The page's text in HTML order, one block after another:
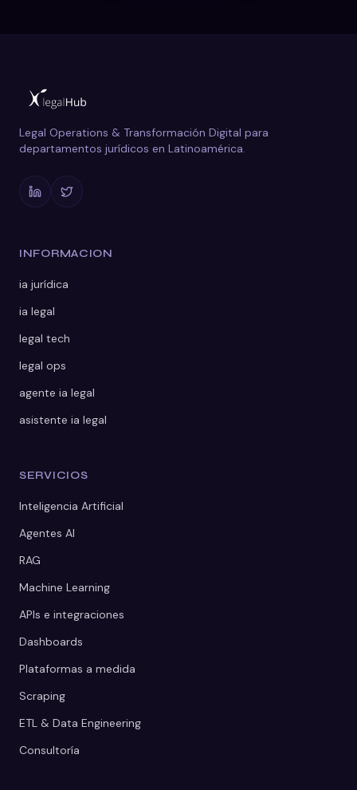
Legal Operations & Transformación Digital para
departamentos jurídicos en Latinoamérica.
INFORMACION
ia jurídica
ia legal
legal tech
legal ops
agente ia legal
asistente ia legal
SERVICIOS
Inteligencia Artificial
Agentes AI
RAG
Machine Learning
APIs e integraciones
Dashboards
Plataformas a medida
Scraping
ETL & Data Engineering
Consultoría